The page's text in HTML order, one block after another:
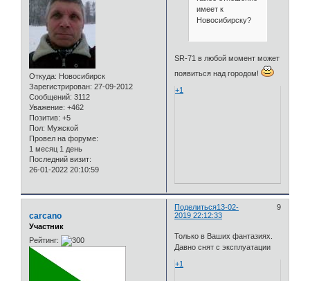
Откуда: Новосибирск
Зарегистрирован: 27-09-2012
Сообщений: 3112
Уважение: +462
Позитив: +5
Пол: Мужской
Провел на форуме:
1 месяц 1 день
Последний визит:
26-01-2022 20:10:59
имеет к
Новосибирску?
SR-71 в любой момент может
появиться над городом!
+1
Поделиться 9
13-02-
2019 22:12:33
carcano
Участник
Рейтинг:
Только в Ваших фантазиях.
Давно снят с эксплуатации
+1